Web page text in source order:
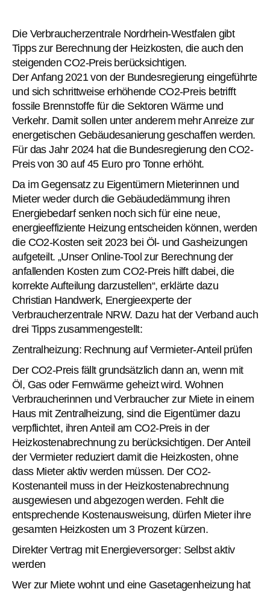
Die Verbraucherzentrale Nordrhein-Westfalen gibt
Tipps zur Berechnung der Heizkosten, die auch den
steigenden CO2-Preis berücksichtigen.
Der Anfang 2021 von der Bundesregierung eingeführte
und sich schrittweise erhöhende CO2-Preis betrifft
fossile Brennstoffe für die Sektoren Wärme und
Verkehr. Damit sollen unter anderem mehr Anreize zur
energetischen Gebäudesanierung geschaffen werden.
Für das Jahr 2024 hat die Bundesregierung den CO2-
Preis von 30 auf 45 Euro pro Tonne erhöht.
Da im Gegensatz zu Eigentümern Mieterinnen und
Mieter weder durch die Gebäudedämmung ihren
Energiebedarf senken noch sich für eine neue,
energieeffiziente Heizung entscheiden können, werden
die CO2-Kosten seit 2023 bei Öl- und Gasheizungen
aufgeteilt. „Unser Online-Tool zur Berechnung der
anfallenden Kosten zum CO2-Preis hilft dabei, die
korrekte Aufteilung darzustellen“, erklärte dazu
Christian Handwerk, Energieexperte der
Verbraucherzentrale NRW. Dazu hat der Verband auch
drei Tipps zusammengestellt:
Zentralheizung: Rechnung auf Vermieter-Anteil prüfen
Der CO2-Preis fällt grundsätzlich dann an, wenn mit
Öl, Gas oder Fernwärme geheizt wird. Wohnen
Verbraucherinnen und Verbraucher zur Miete in einem
Haus mit Zentralheizung, sind die Eigentümer dazu
verpflichtet, ihren Anteil am CO2-Preis in der
Heizkostenabrechnung zu berücksichtigen. Der Anteil
der Vermieter reduziert damit die Heizkosten, ohne
dass Mieter aktiv werden müssen. Der CO2-
Kostenanteil muss in der Heizkostenabrechnung
ausgewiesen und abgezogen werden. Fehlt die
entsprechende Kostenausweisung, dürfen Mieter ihre
gesamten Heizkosten um 3 Prozent kürzen.
Direkter Vertrag mit Energieversorger: Selbst aktiv
werden
Wer zur Miete wohnt und eine Gasetagenheizung hat